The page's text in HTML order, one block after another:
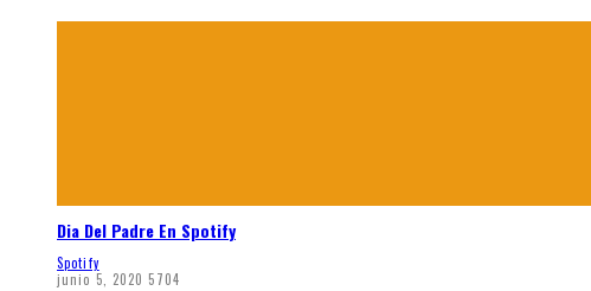
Dia Del Padre En Spotify
Spotify
junio 5, 2020 5704